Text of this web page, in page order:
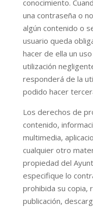
conocimiento.
una contraseña o
algún contenido o
usuario queda
hacer de ella un
utilización
responderá de la
podido hacer
Los derechos de
contenido,
multimedia,
cualquier otro
propiedad del
especifique lo
prohibida su copia,
publicación,